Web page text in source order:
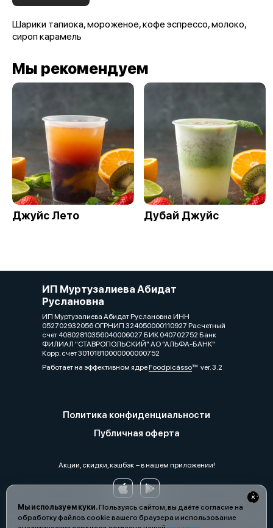
Мы используем куки.Пользуясь сайтом, вы даёте согласие на
обработку файлов cookie вашего браузера и использование
Шарики тапиока, мороженое, кофе эспрессо, молоко,
сироп карамель
Мы рекомендуем
Джуйс Лето Дубай Джуйс
ИП Муртузалиева Абидат
Руслановна
ИП Муртузалиева Абидат Руслановна ИНН
052702932056 ОГРНИП 324050000110927 Расчетный
счет 40802810356040006027 БИК 040702752 Банк
ФИЛИАЛ "СТАВРОПОЛЬСКИЙ" АО "АЛЬФА-БАНК"
Корр. счет 30101810000000000752
Работает на эффективном ядреFoodpicássover. 3.2
Политика конфиденциальности
Публичная оферта
Акции, скидки, кэшбэк − в нашем приложении!